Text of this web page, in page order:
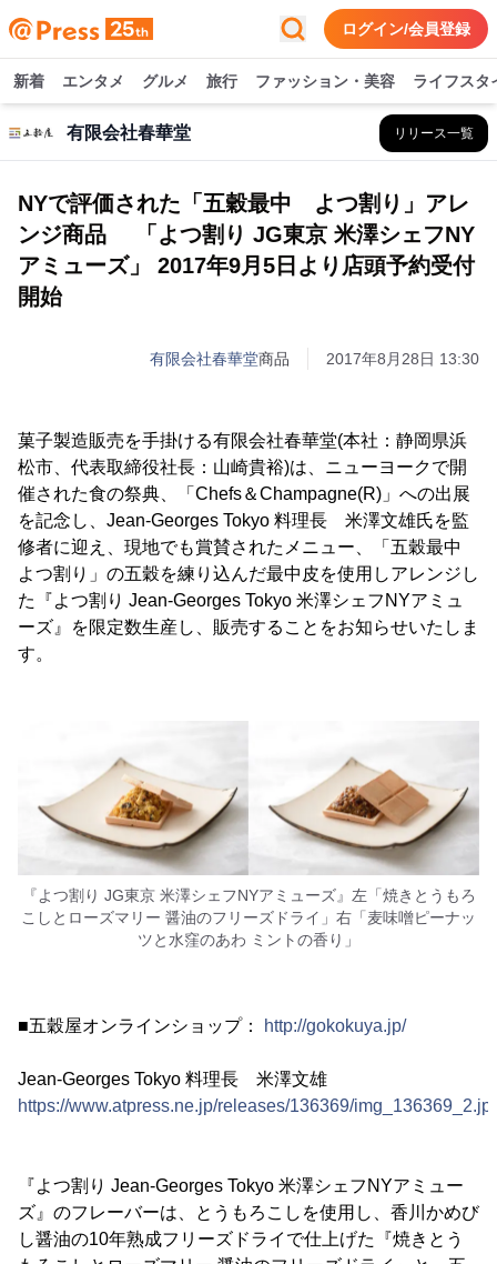
ログイン/会員登録
新着 エンタメ グルメ 旅行 ファッション・美容 ライフスタ
有限会社春華堂 リリース一覧
NYで評価された「五穀最中 よつ割り」アレ
ンジ商品 「よつ割り JG東京 米澤シェフNY
アミューズ」 2017年9月5日より店頭予約受付
開始
有限会社春華堂商品 2017年8月28日 13:30
菓子製造販売を手掛ける有限会社春華堂(本社：静岡県浜
松市、代表取締役社長：山崎貴裕)は、ニューヨークで開
催された食の祭典、「Chefs＆Champagne(R)」への出展
を記念し、Jean-Georges Tokyo 料理長 米澤文雄氏を監
修者に迎え、現地でも賞賛されたメニュー、「五穀最中
よつ割り」の五穀を練り込んだ最中皮を使用しアレンジし
た『よつ割り Jean-Georges Tokyo 米澤シェフNYアミュ
ーズ』を限定数生産し、販売することをお知らせいたしま
す。
『よつ割り JG東京 米澤シェフNYアミューズ』左「焼きとうもろ
こしとローズマリー 醤油のフリーズドライ」右「麦味噌ピーナッ
ツと水窪のあわ ミントの香り」
■五穀屋オンラインショップ： http://gokokuya.jp/
Jean-Georges Tokyo 料理長 米澤文雄
https://www.atpress.ne.jp/releases/136369/
『よつ割り Jean-Georges Tokyo 米澤シェフNYアミュー
ズ』のフレーバーは、とうもろこしを使用し、香川かめび
し醤油の10年熟成フリーズドライで仕上げた『焼きとう